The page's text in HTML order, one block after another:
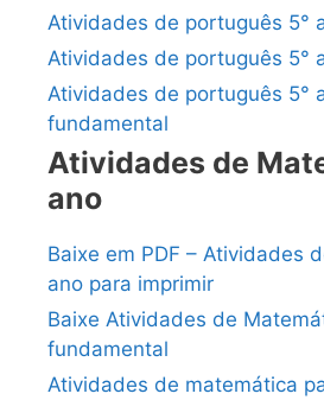
Atividades de português 5°
Atividades de português 5°
Atividades de português 5°
fundamental
Atividades de
ano
Baixe em PDF – Atividades
ano para imprimir
Baixe Atividades de
fundamental
Atividades de matemática